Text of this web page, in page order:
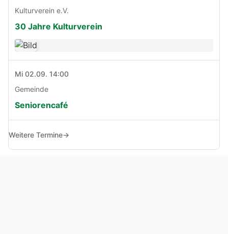
Kulturverein e.V.
30 Jahre Kulturverein
Mi 02.09. 14:00
Gemeinde
Seniorencafé
Weitere Termine→